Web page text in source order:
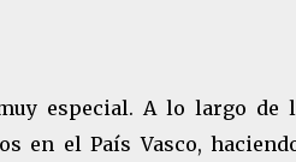
especial. A lo largo de
en el País Vasco,